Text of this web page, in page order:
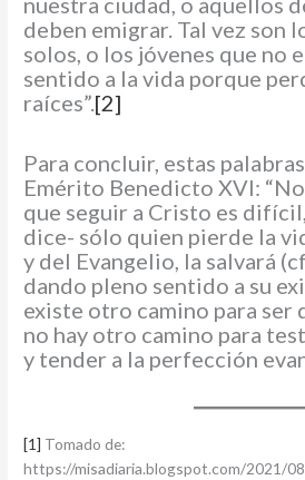
deben emigrar. Tal vez son
solos, o los jóvenes que no
sentido a la vida porque
raíces”.[2]
Para concluir, estas
Emérito Benedicto XVI:
que seguir a Cristo es
dice- sólo quien pierde la
y del Evangelio, la salvará
dando pleno sentido a su
existe otro camino para ser
no hay otro camino para
y tender a la perfección
[1] Tomado de:
https://misadiaria.blogspot.com/2021/